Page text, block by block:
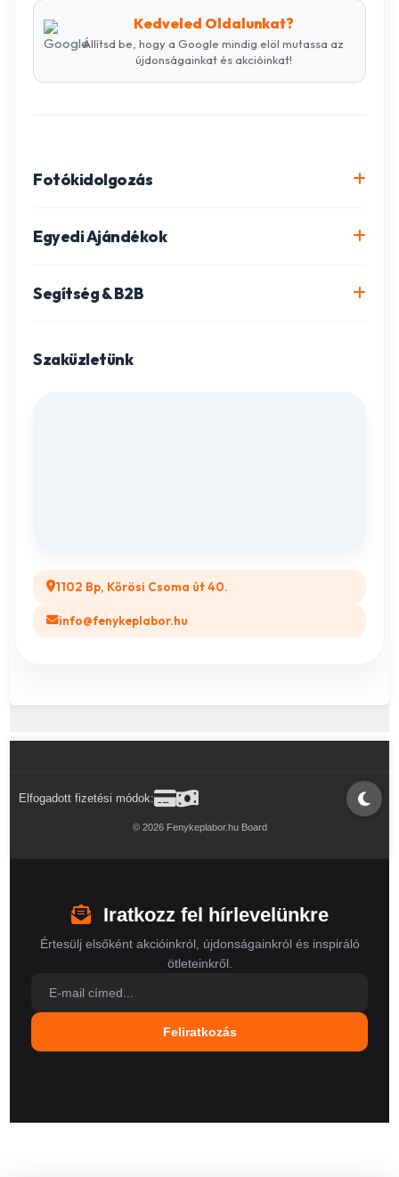
Kedveled Oldalunkat?
Állítsd be, hogy a Google mindig elöl mutassa az
újdonságainkat és akcióinkat!
Fotókidolgozás
Igazolványkép készítés
Egyedi Ajándékok
Gravírozott ajándékok
Segítség & B2B
Szaküzletünk
1102 Bp, Kőrösi Csoma út 40.
info@fenykeplabor.hu
Elfogadott fizetési módok:
© 2026 Fenykeplabor.hu Board
Iratkozz fel hírlevelünkre
Értesülj elsőként akcióinkról, újdonságainkról és inspiráló
ötleteinkről.
Feliratkozás